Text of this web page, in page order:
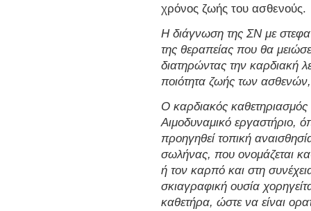
χρόνος ζωής του ασθενούς.
Η διάγνωση της ΣΝ με
της θεραπείας που θα
διατηρώντας την καρδιακή
ποιότητα ζωής των
Ο καρδιακός καθετηριασμός
Αιμοδυναμικό εργαστήριο,
προηγηθεί τοπική
σωλήνας, που ονομάζεται
ή τον καρπό και στη
σκιαγραφική ουσία
καθετήρα, ώστε να είναι